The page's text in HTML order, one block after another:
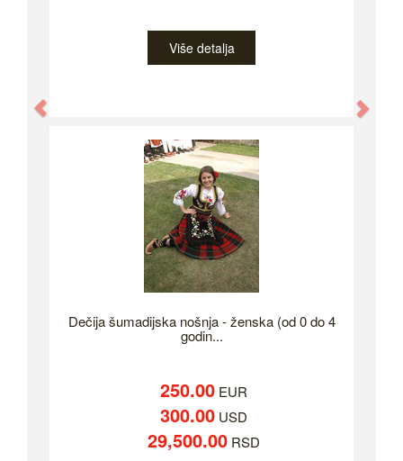
Više detalja
Dečija šumadijska nošnja - ženska (od 0 do 4
godin...
250.00 EUR
300.00 USD
29,500.00 RSD